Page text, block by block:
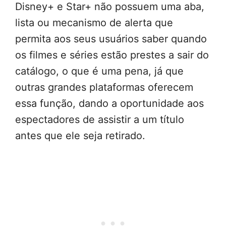
Disney+ e Star+ não possuem uma aba,
lista ou mecanismo de alerta que
permita aos seus usuários saber quando
os filmes e séries estão prestes a sair do
catálogo, o que é uma pena, já que
outras grandes plataformas oferecem
essa função, dando a oportunidade aos
espectadores de assistir a um título
antes que ele seja retirado.